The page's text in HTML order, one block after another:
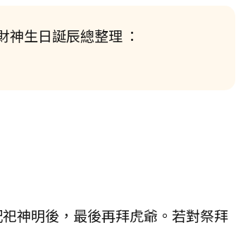
生日誕辰總整理 ：
神明後，最後再拜虎爺。若對祭拜